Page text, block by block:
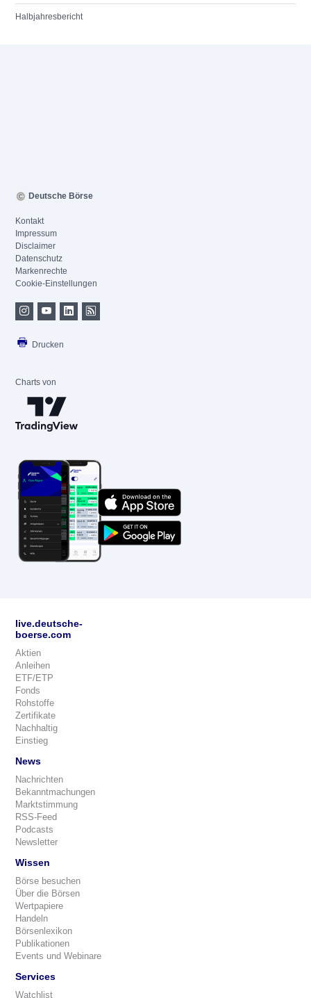
Halbjahresbericht
Deutsche Börse
Kontakt
Impressum
Disclaimer
Datenschutz
Markenrechte
Cookie-Einstellungen
Drucken
Charts von
live.deutsche-
boerse.com
Aktien
Anleihen
ETF/ETP
Fonds
Rohstoffe
Zertifikate
Nachhaltig
Einstieg
News
Nachrichten
Bekanntmachungen
Marktstimmung
RSS-Feed
Podcasts
Newsletter
Wissen
Börse besuchen
Über die Börsen
Wertpapiere
Handeln
Börsenlexikon
Publikationen
Events und Webinare
Services
Watchlist